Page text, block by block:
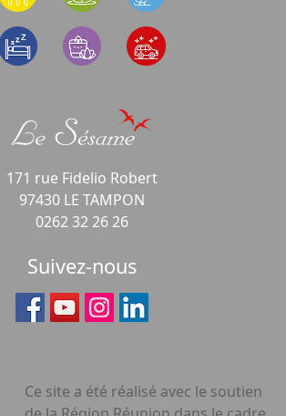
171 rue Fidelio Robert
97430 LE TAMPON
0262 32 26 26
Suivez-nous
Ce site a été réalisé avec le soutien